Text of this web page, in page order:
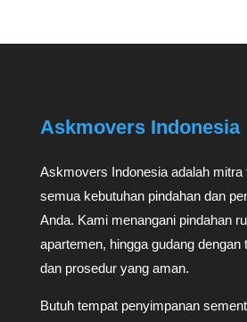
Askmovers Indonesia
Askmovers Indonesia adalah mitra
semua kebutuhan pindahan dan
Anda. Kami menangani pindahan
apartemen, hingga gudang dengan
dan prosedur yang aman.
Butuh tempat penyimpanan